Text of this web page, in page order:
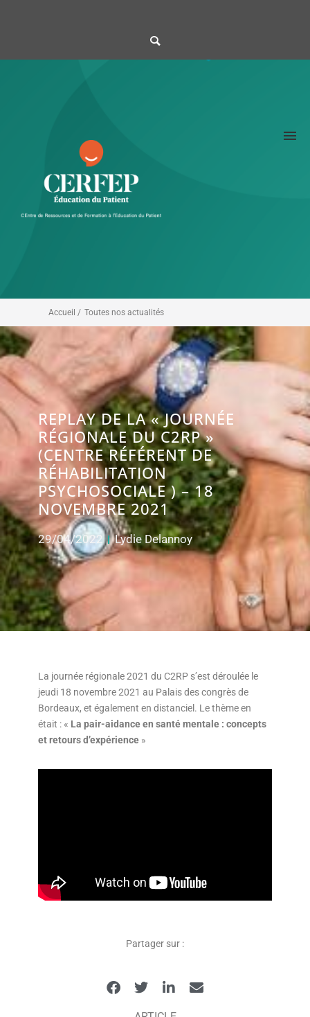
Accueil / Toutes nos actualités
REPLAY DE LA « JOURNÉE
RÉGIONALE DU C2RP »
(CENTRE RÉFÉRENT DE
RÉHABILITATION
PSYCHOSOCIALE ) – 18
NOVEMBRE 2021
29/04/2022 Lydie Delannoy
La journée régionale 2021 du C2RP s’est déroulée le
jeudi 18 novembre 2021 au Palais des congrès de
Bordeaux, et également en distanciel. Le thème en
était : « La pair-aidance en santé mentale : concepts
et retours d’expérience»
Partager sur :